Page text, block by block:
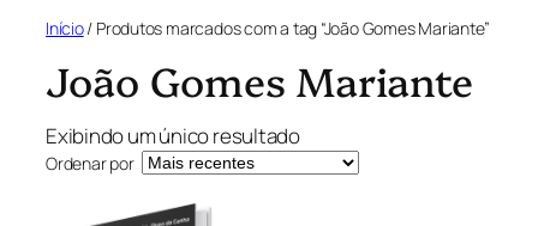
Início/ Produtos marcados com a tag “João Gomes Mariante”
João Gomes Mariante
Exibindo um único resultado
Ordenar por